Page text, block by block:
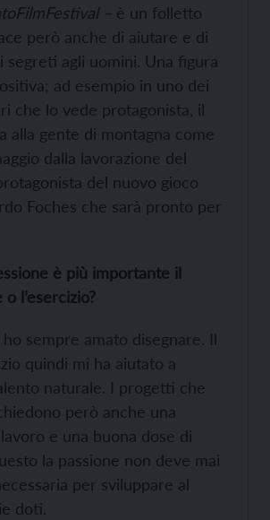
– è un folletto
però anche di aiutare e di
segreti agli uomini. Una figura
ad esempio in uno dei
che lo vede protagonista, il
alla gente di montagna come
dalla lavorazione del
del nuovo gioco
Foches che sarà pronto per
è più importante il
l’esercizio?
sempre amato disegnare. Il
quindi mi ha aiutato a
naturale. I progetti che
però anche una
e una buona dose di
la passione non deve mai
per sviluppare al
doti.